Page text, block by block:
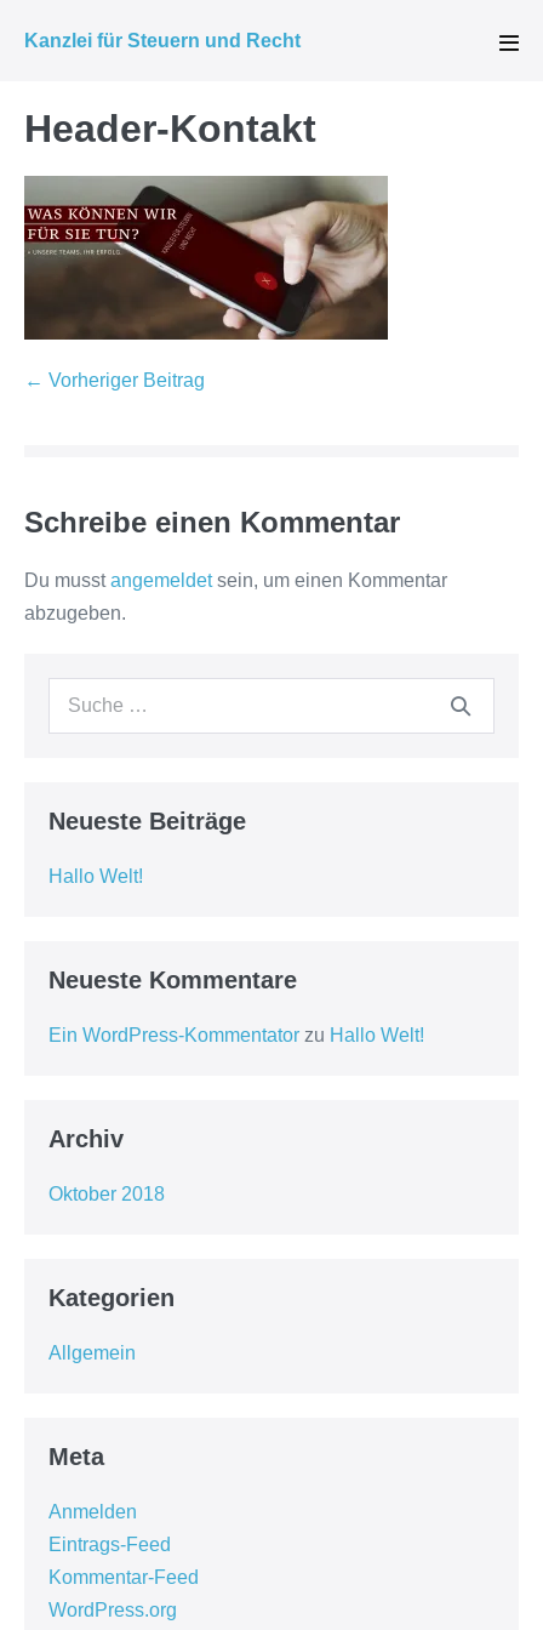
InhaltKanzlei für Steuern und Recht
Header-Kontakt
Beitragsnavigation
← Vorheriger Beitrag
Schreibe einen Kommentar
Du musstangemeldetsein, um einen Kommentar
abzugeben.
Suche
Neueste Beiträge
Hallo Welt!
Neueste Kommentare
Ein WordPress-Kommentator zu Hallo Welt!
Archiv
Oktober 2018
Kategorien
Allgemein
Meta
Anmelden
Eintrags-Feed
Kommentar-Feed
WordPress.org